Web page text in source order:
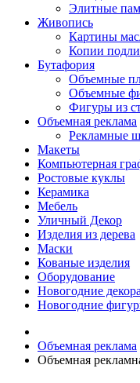
Элитные
Живопись
Картины
Копии
Бутафория
Объемные
Объемные
Фигуры из
Объемная реклама
Рекламные
Макеты
Компьютерная
Ростовые куклы
Керамика
Мебель
Уличный Декор
Изделия из дерева
Маски
Кованые изделия
Оборудование
Новогодние
Новогодние
Объемная реклама
Объемная